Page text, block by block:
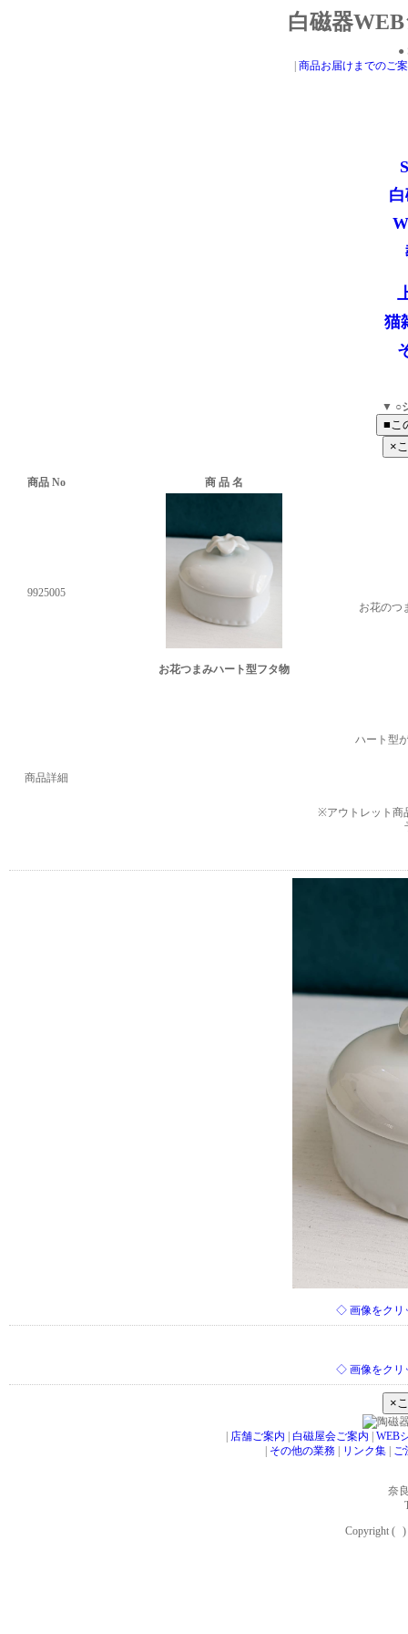
白磁器
●
商品お届けまでのご
猫
▼ ○
商品 No 商 品 名
9925005
お花つまみハート型フタ物
お花のつ
商品詳細
ハート型
※アウトレット商
◇ 画像をクリ
◇ 画像をクリ
| 店舗ご案内 | 白磁屋会ご案内 | WEB
| その他の業務 | リンク集 | ご
奈
Copyright ( )